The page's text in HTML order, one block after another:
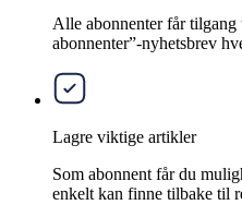
Alle abonnenter får
abonnenter”-nyhetsbrev
Lagre viktige artikler
Som abonnent får du
enkelt kan finne tilbake til